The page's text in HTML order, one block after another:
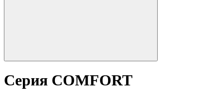
Серия COMFORT